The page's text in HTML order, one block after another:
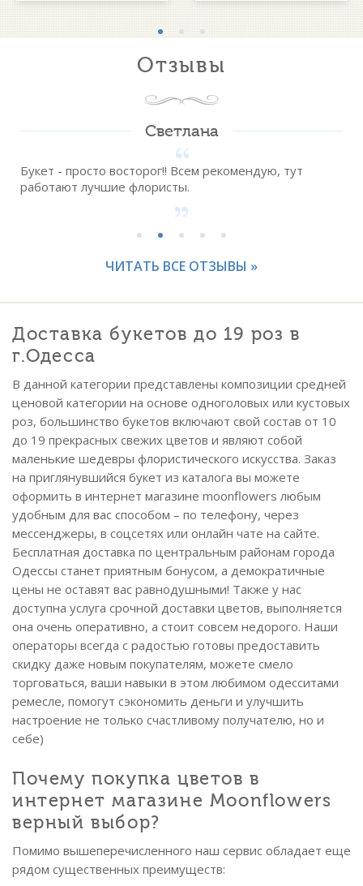
Отзывы
Светлана
Букет - просто восторог!! Всем рекомендую, тут
работают лучшие флористы.
ЧИТАТЬ ВСЕ ОТЗЫВЫ »
Доставка букетов до 19 роз в
г.Одесса
В данной категории представлены композиции средней
ценовой категории на основе одноголовых или кустовых
роз, большинство букетов включают свой состав от 10
до 19 прекрасных свежих цветов и являют собой
маленькие шедевры флористического искусства. Заказ
на приглянувшийся букет из каталога вы можете
оформить в интернет магазине moonflowers любым
удобным для вас способом – по телефону, через
мессенджеры, в соцсетях или онлайн чате на сайте.
Бесплатная доставка по центральным районам города
Одессы станет приятным бонусом, а демократичные
цены не оставят вас равнодушными! Также у нас
доступна услуга срочной доставки цветов, выполняется
она очень оперативно, а стоит совсем недорого. Наши
операторы всегда с радостью готовы предоставить
скидку даже новым покупателям, можете смело
торговаться, ваши навыки в этом любимом одесситами
ремесле, помогут сэкономить деньги и улучшить
настроение не только счастливому получателю, но и
себе)
Почему покупка цветов в
интернет магазине Moonflowers
верный выбор?
Помимо вышеперечисленного наш сервис обладает еще
рядом существенных преимуществ: